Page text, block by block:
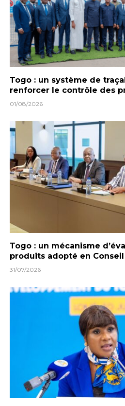
Togo : un système de
renforcer le contrôle des
01/08/2026
Togo : un mécanisme
produits adopté en
31/07/2026